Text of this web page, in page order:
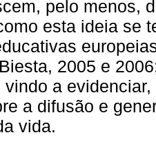
pelo menos,
esta ideia se
2005 e
vindo a
a difusão e
vida.